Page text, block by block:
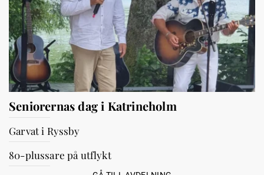
Seniorernas dag i Katrineholm
Garvat i Ryssby
80-plussare på utflykt